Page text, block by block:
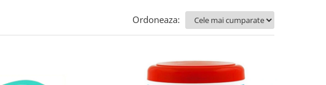
Ordoneaza: